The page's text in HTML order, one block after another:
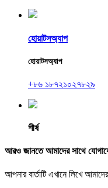
হোয়াটসঅ্যাপ
হোয়াটসঅ্যাপ
+৮৬ ১৮৭২১০২৭৮২৯
শীর্ষ
আরও জানতে আমাদের সাথে
আপনার বার্তাটি এখানে লিখে